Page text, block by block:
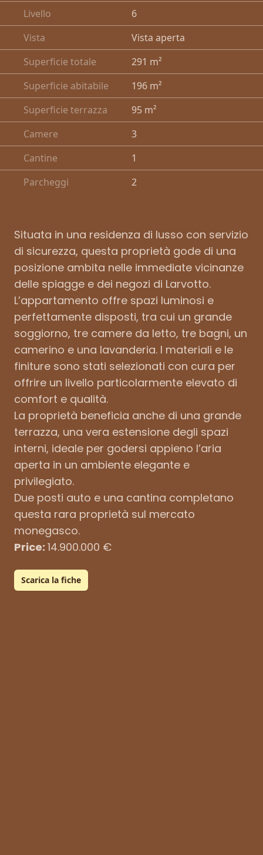
Livello
6
Vista
Vista aperta
Superficie totale
291 m²
Superficie abitabile
196 m²
Superficie terrazza
95 m²
Camere
3
Cantine
1
Parcheggi
2
Situata in una residenza di lusso con servizio
di sicurezza, questa proprietà gode di una
posizione ambita nelle immediate vicinanze
delle spiagge e dei negozi di Larvotto.
L’appartamento offre spazi luminosi e
perfettamente disposti, tra cui un grande
soggiorno, tre camere da letto, tre bagni, un
camerino e una lavanderia. I materiali e le
finiture sono stati selezionati con cura per
offrire un livello particolarmente elevato di
comfort e qualità.
La proprietà beneficia anche di una grande
terrazza, una vera estensione degli spazi
interni, ideale per godersi appieno l’aria
aperta in un ambiente elegante e
privilegiato.
Due posti auto e una cantina completano
questa rara proprietà sul mercato
monegasco.
Price: 14.900.000 €
Scarica la fiche